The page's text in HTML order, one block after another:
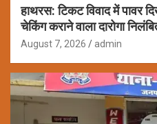
हाथरस: टिकट विवाद में पावर
चेकिंग कराने वाला दारोगा
August 7, 2026 admin